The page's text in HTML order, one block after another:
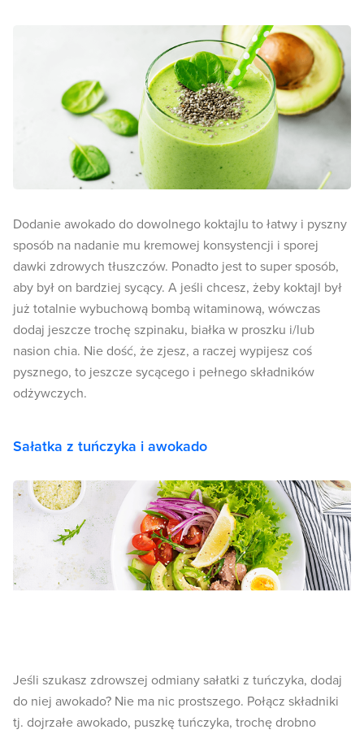
Dodanie awokado do dowolnego koktajlu to łatwy i pyszny
sposób na nadanie mu kremowej konsystencji i sporej
dawki zdrowych tłuszczów. Ponadto jest to super sposób,
aby był on bardziej sycący. A jeśli chcesz, żeby koktajl był
już totalnie wybuchową bombą witaminową, wówczas
dodaj jeszcze trochę szpinaku, białka w proszku i/lub
nasion chia. Nie dość, że zjesz, a raczej wypijesz coś
pysznego, to jeszcze sycącego i pełnego składników
odżywczych.
Sałatka z tuńczyka i awokado
Jeśli szukasz zdrowszej odmiany sałatki z tuńczyka, dodaj
do niej awokado? Nie ma nic prostszego. Połącz składniki
tj. dojrzałe awokado, puszkę tuńczyka, trochę drobno